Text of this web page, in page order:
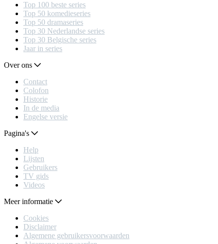
Top 100 beste series
Top 50 komedieseries
Top 50 dramaseries
Top 30 Nederlandse series
Top 30 Belgische series
Jaar in series
Over ons
Contact
Colofon
Historie
In de media
Engelse versie
Pagina's
Help
Lijsten
Gebruikers
TV gids
Videos
Meer informatie
Cookies
Disclaimer
Algemene gebruikersvoorwaarden